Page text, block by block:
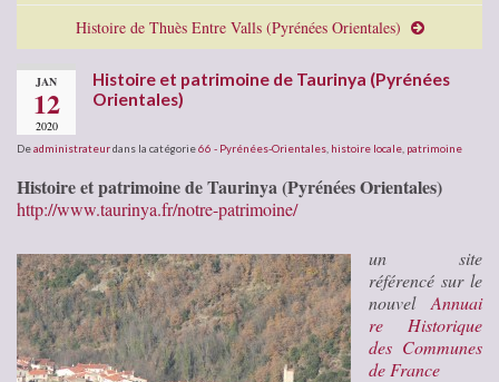
Histoire de Thuès Entre Valls (Pyrénées Orientales)
JAN
12
2020
Histoire et patrimoine de Taurinya (Pyrénées
Orientales)
Deadministrateurdans la catégorie66 - Pyrénées-Orientales histoire locale patrimoine
Histoire et patrimoine de Taurinya (Pyrénées Orientales)
http://www.taurinya.fr/notre-patrimoine/
un site
référencé sur le
nouvel Annuai
re Historique
des Communes
de France